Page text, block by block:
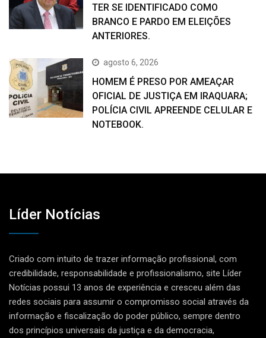
TER SE IDENTIFICADO COMO
BRANCO E PARDO EM ELEIÇÕES
ANTERIORES.
agosto 6, 2026
HOMEM É PRESO POR AMEAÇAR
OFICIAL DE JUSTIÇA EM IRAQUARA;
POLÍCIA CIVIL APREENDE CELULAR E
NOTEBOOK.
Líder Notícias
Criado com intuito de trazer informação profissional, com
credibilidade, responsabilidade e profissionalismo, site Líder
Notícias possui 13 anos de experiência e cresceu além das
redes sociais para assumir o compromisso social através da
informação e fiscalização do poder público, sempre dentro
dos princípios universais da justiça e da democracia,